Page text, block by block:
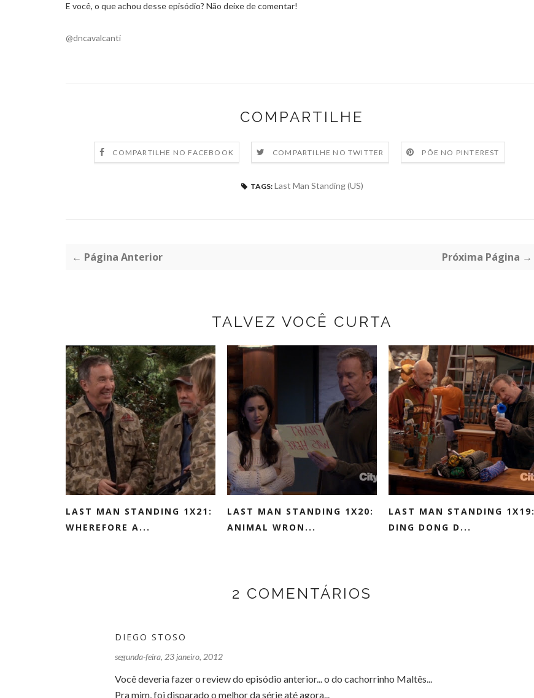
E você, o que achou desse episódio? Não deixe de comentar!
@dncavalcanti
COMPARTILHE
COMPARTILHE NO FACEBOOK COMPARTILHE NO TWITTER PÕE NO PINTEREST
TAGS: Last Man Standing (US)
← Página Anterior Próxima Página →
TALVEZ VOCÊ CURTA
LAST MAN STANDING 1X21:
WHEREFORE A...
LAST MAN STANDING 1X20:
ANIMAL WRON...
LAST MAN STANDING 1X19:
DING DONG D...
2 COMENTÁRIOS
DIEGO STOSO
segunda-feira, 23 janeiro, 2012
Você deveria fazer o review do episódio anterior... o do cachorrinho Maltês...
Pra mim, foi disparado o melhor da série até agora...